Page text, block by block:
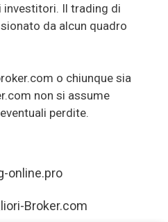
Il trading di
da alcun quadro
o chiunque sia
non si assume
perdite.
online.pro
Broker.com